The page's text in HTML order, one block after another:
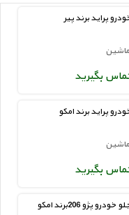
پراید برند پیر
بگیرید
پراید برند امکو
بگیرید
پژو 206برند امکو